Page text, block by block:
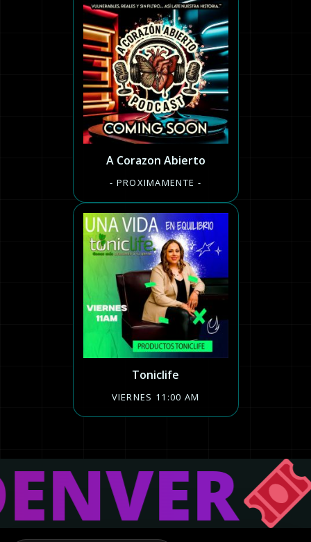
A Corazon Abierto
- PROXIMAMENTE -
Toniclife
VIERNES 11:00 AM